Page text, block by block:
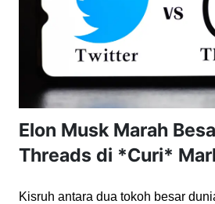
Elon Musk Marah
Threads di *Curi*
Kisruh antara dua tokoh besar